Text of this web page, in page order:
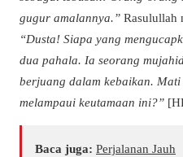
gugur amalannya.” Rasulullah
“Dusta! Siapa yang
dua pahala. Ia seorang
berjuang dalam kebaikan.
melampaui keutamaan ini?”
Baca juga: Perjalanan Jauh